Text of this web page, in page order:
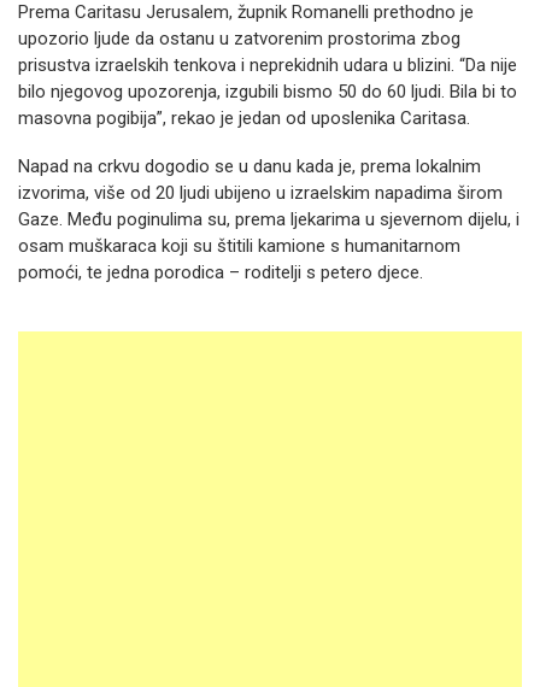
Prema Caritasu Jerusalem, župnik Romanelli prethodno je
upozorio ljude da ostanu u zatvorenim prostorima zbog
prisustva izraelskih tenkova i neprekidnih udara u blizini. “Da nije
bilo njegovog upozorenja, izgubili bismo 50 do 60 ljudi. Bila bi to
masovna pogibija”, rekao je jedan od uposlenika Caritasa.
Napad na crkvu dogodio se u danu kada je, prema lokalnim
izvorima, više od 20 ljudi ubijeno u izraelskim napadima širom
Gaze. Među poginulima su, prema ljekarima u sjevernom dijelu, i
osam muškaraca koji su štitili kamione s humanitarnom
pomoći, te jedna porodica – roditelji s petero djece.